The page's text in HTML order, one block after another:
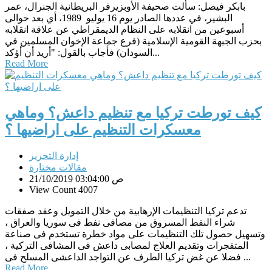
بابكر فيصل: سألت صحيفة الأوبزيرفر البريطانية الجنرال، عمر
البشير، في عددها الصادر يوم 16 يوليو 1989، أي بعد حوالى
أسبوعين من انقلابه على النظام الديمقراطي عن علاقة انقلابه
بحزب الجبهة القومية الإسلامية (فرع جماعة الإخوان المسلمين في
السودان) فأجاب بالقول: "أريد أن أؤكد...
Read More
كيف تورطت تركيا مع تنظيم داعش؟ وماهي
معسكرات التنظيم على اراضيها ؟
إدارة التحرير
مقالات مختارة
21/10/2019 03:04:00 ص
View Count 4007
تدعم تركيا التنظيمات الإرهابية من خلال التمويل وعقد صفقات
شراء النفط المسروق من مصافى نفط فى سوريا والعراق ،
وتسهيل حصول تلك التنظيمات على مواد خطرة تستخدم فى صناعة
المتفجرات وتقديم العلاج لمصابى داعش فى المشافى التركية ،
فضلا عن غض تركيا الطرف عن التواجد الداعشى المسلح فى ...